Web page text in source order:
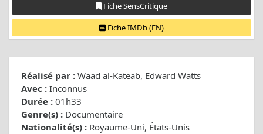
Fiche SensCritique
Fiche IMDb (EN)
Réalisé par : Waad al-Kateab, Edward Watts
Avec : Inconnus
Durée : 01h33
Genre(s) : Documentaire
Nationalité(s) : Royaume-Uni, États-Unis